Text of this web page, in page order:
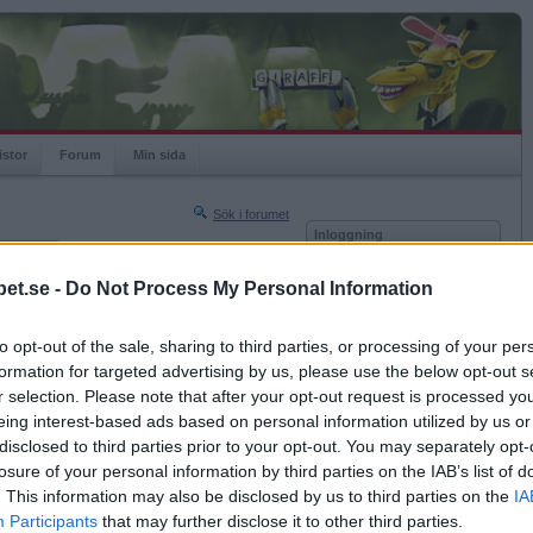
- Do Not Process My Personal Information
opt-out of the sale, sharing to third parties, or processing of your
for targeted advertising by us, please use the below opt-out
selection. Please note that after your opt-out request is processed
interest-based ads based on personal information utilized by us
to third parties prior to your opt-out. You may separately
of your personal information by third parties on the IAB’s list of
This information may also be disclosed by us to third parties on the
Participants that may further disclose it to other third parties.
Forum Min sida
Sök i forumet
Nästa sida »
2013-03-05 12:38
Inloggning
Kom ihåg mig
Glömt ditt lösenord?
Få ny aktiveringslänk
Betapet är gratis!